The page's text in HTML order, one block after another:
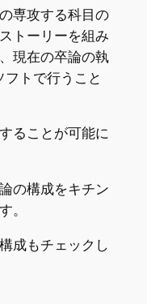
専攻する科目の
トーリーを組み
現在の卒論の執
トで行うこと
ることが可能に
の構成をキチン
。
成もチェックし